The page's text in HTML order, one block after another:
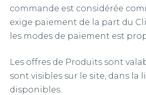
commande est considérée
exige paiement de la part du
les modes de paiement est
Les offres de Produits sont
sont visibles sur le site, dans la
disponibles.